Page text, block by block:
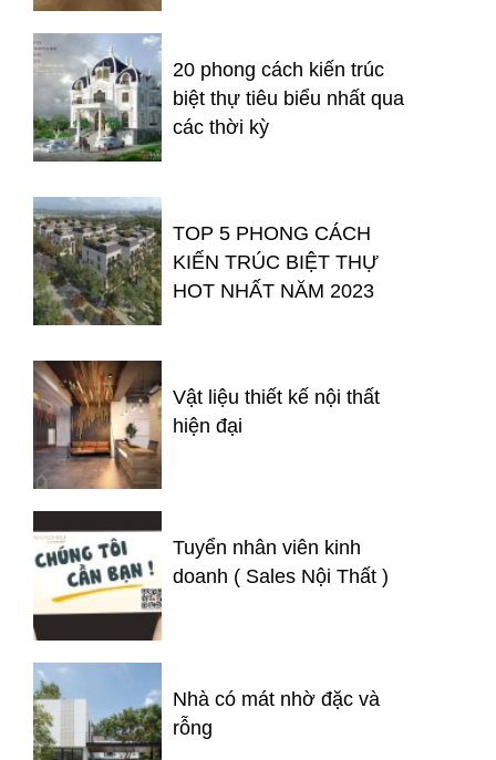
20 phong cách kiến trúc
biệt thự tiêu biểu nhất qua
các thời kỳ
TOP 5 PHONG CÁCH
KIẾN TRÚC BIỆT THỰ
HOT NHẤT NĂM 2023
Vật liệu thiết kế nội thất
hiện đại
Tuyển nhân viên kinh
doanh ( Sales Nội Thất )
Nhà có mát nhờ đặc và
rỗng